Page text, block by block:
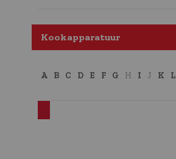
Kookapparatuur
A B C D E F G H I J K L